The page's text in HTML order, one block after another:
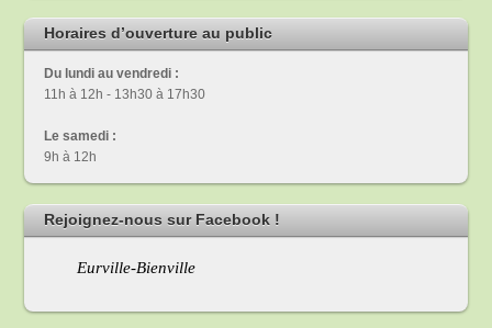
Horaires d’ouverture au public
Du lundi au vendredi :
11h à 12h - 13h30 à 17h30
Le samedi :
9h à 12h
Rejoignez-nous sur Facebook !
Eurville-Bienville